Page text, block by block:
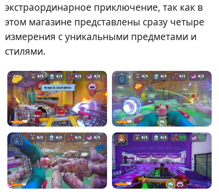
экстраординарное приключение, так как в
этом магазине представлены сразу четыре
измерения с уникальными предметами и
стилями.